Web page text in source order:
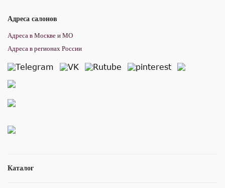
Каталог
Адреса салонов
Адреса в Москве и МО
Адреса в регионах России